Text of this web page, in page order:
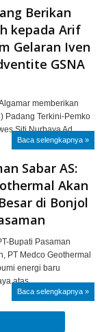
Berikan
kepada Arif
Gelaran Iven
GSNA
memberikan
Padang Terkini-Pemko
Siti Nurbaya Ad…
Baca selengkapnya »
Sabar AS:
Akan
di Bonjol
Bupati Pasaman
PT Medco Geothermal
energi baru
atas …
Baca selengkapnya »